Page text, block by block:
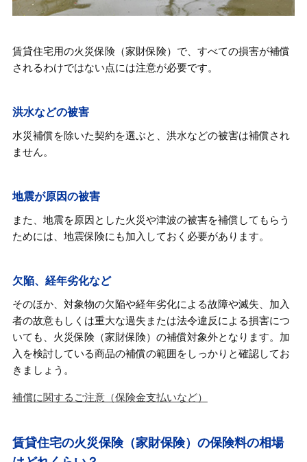
賃貸住宅用の火災保険（家財保険）で、すべての損害が補償
されるわけではない点には注意が必要です。
洪水などの被害
水災補償を除いた契約を選ぶと、洪水などの被害は補償され
ません。
地震が原因の被害
また、地震を原因とした火災や津波の被害を補償してもらう
ためには、地震保険にも加入しておく必要があります。
欠陥、経年劣化など
そのほか、対象物の欠陥や経年劣化による故障や滅失、加入
者の故意もしくは重大な過失または法令違反による損害につ
いても、火災保険（家財保険）の補償対象外となります。加
入を検討している商品の補償の範囲をしっかりと確認してお
きましょう。
補償に関するご注意（保険金支払いなど）
賃貸住宅の火災保険（家財保険）の保険料の相場